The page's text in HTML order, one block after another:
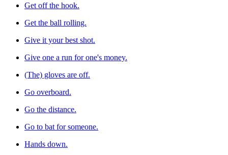
Get off the hook.
Get the ball rolling.
Give it your best shot.
Give one a run for one's money.
(The) gloves are off.
Go overboard.
Go the distance.
Go to bat for someone.
Hands down.